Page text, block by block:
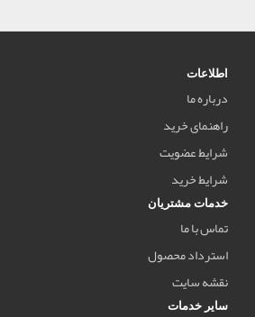
اطلاعات
درباره ما
راهنمای خرید
شرایط عضویت
شرایط خرید
خدمات مشتریان
تماس با ما
استرداد محصول
نقشه سایت
سایر خدمات